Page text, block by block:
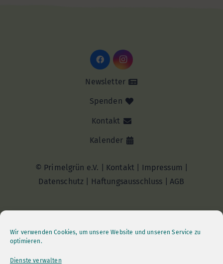
Wir verwenden Cookies, um unsere Website und unseren Service zu
optimieren.
Dienste verwalten
Newsletter
Spenden
Kontakt
Kalender
© Primelgrün e.V. | Kontakt Impressum
Datenschutz
Haftungsausschluss |AGB